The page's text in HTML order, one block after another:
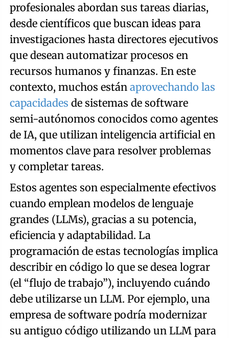
profesionales abordan sus tareas diarias,
desde científicos que buscan ideas para
investigaciones hasta directores ejecutivos
que desean automatizar procesos en
recursos humanos y finanzas. En este
contexto, muchos están aprovechando las
capacidades de sistemas de software
semi-autónomos conocidos como agentes
de IA, que utilizan inteligencia artificial en
momentos clave para resolver problemas
y completar tareas.
Estos agentes son especialmente efectivos
cuando emplean modelos de lenguaje
grandes (LLMs), gracias a su potencia,
eficiencia y adaptabilidad. La
programación de estas tecnologías implica
describir en código lo que se desea lograr
(el “flujo de trabajo”), incluyendo cuándo
debe utilizarse un LLM. Por ejemplo, una
empresa de software podría modernizar
su antiguo código utilizando un LLM para